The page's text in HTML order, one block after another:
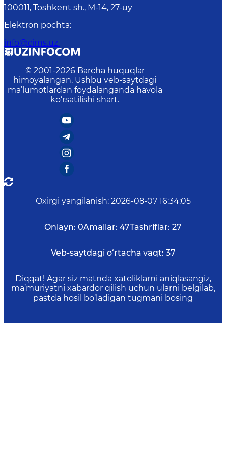
100011, Toshkent sh., М-14, 27-uy
Elektron pochta:
info@cirns.uz.
© 2001-2026 Barcha huquqlar
himoyalangan. Ushbu veb-saytdagi
ma’lumotlardan foydalanganda havola
ko‘rsatilishi shart.
Oxirgi yangilanish: 2026-08-07 16:34:05
Onlayn: 0Amallar: 47Tashriflar: 27
Veb-saytdagi o‘rtacha vaqt: 37
Diqqat! Agar siz matnda xatoliklarni aniqlasangiz,
ma’muriyatni xabardor qilish uchun ularni belgilab,
pastda hosil bo‘ladigan tugmani bosing